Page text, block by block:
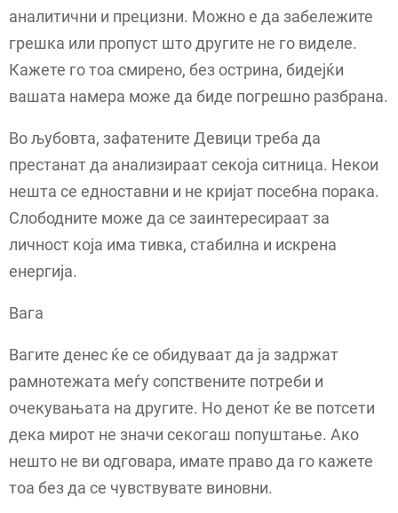
аналитични и прецизни. Можно е да забележите
грешка или пропуст што другите не го виделе.
Кажете го тоа смирено, без острина, бидејќи
вашата намера може да биде погрешно разбрана.
Во љубовта, зафатените Девици треба да
престанат да анализираат секоја ситница. Некои
нешта се едноставни и не кријат посебна порака.
Слободните може да се заинтересираат за
личност која има тивка, стабилна и искрена
енергија.
Вага
Вагите денес ќе се обидуваат да ја задржат
рамнотежата меѓу сопствените потреби и
очекувањата на другите. Но денот ќе ве потсети
дека мирот не значи секогаш попуштање. Ако
нешто не ви одговара, имате право да го кажете
тоа без да се чувствувате виновни.